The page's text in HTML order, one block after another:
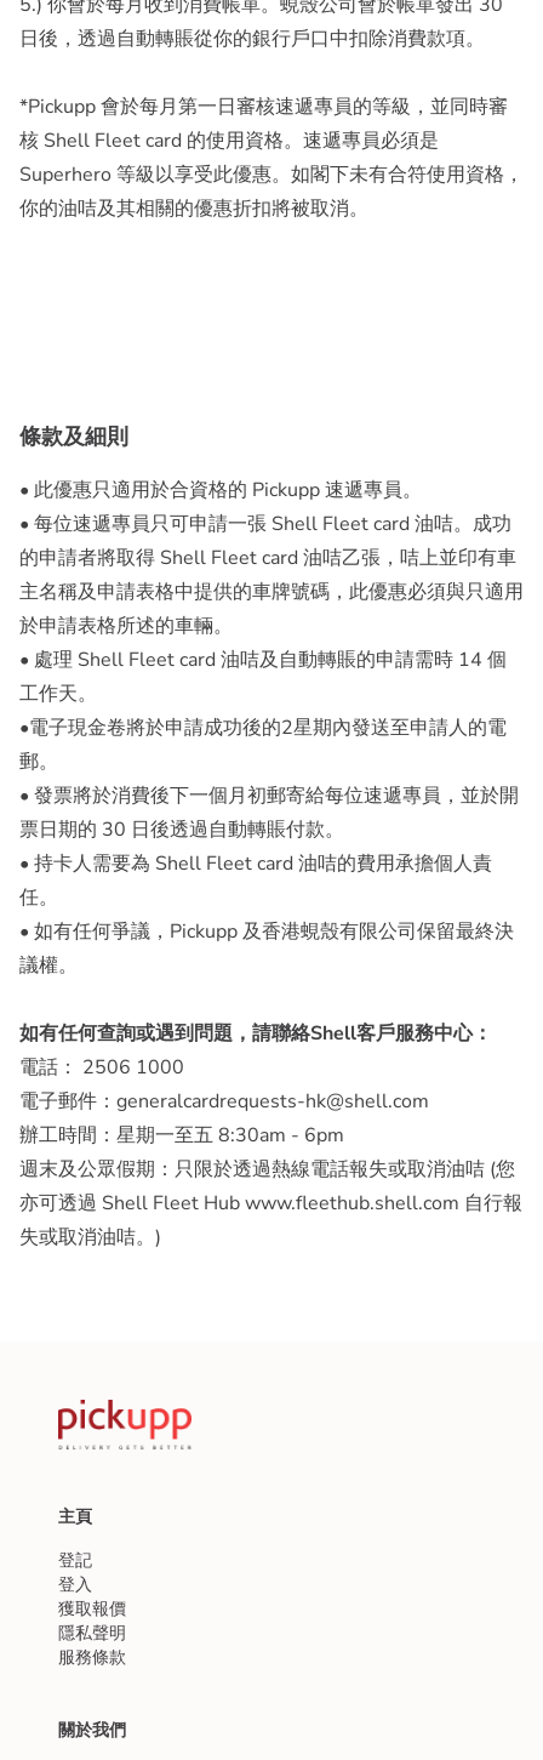
5.) 你會於每月收到消費帳單。蜆殼公司會於帳單發出 30
日後，透過自動轉賬從你的銀行戶口中扣除消費款項。
*Pickupp 會於每月第一日審核速遞專員的等級，並同時審
核 Shell Fleet card 的使用資格。速遞專員必須是
Superhero 等級以享受此優惠。如閣下未有合符使用資格，
條款及細則
• 此優惠只適用於合資格的 Pickupp 速遞專員。
• 每位速遞專員只可申請一張 Shell Fleet card 油咭。成功
的申請者將取得 Shell Fleet card 油咭乙張，咭上並印有車
主名稱及申請表格中提供的車牌號碼，此優惠必須與只適用
於申請表格所述的車輛。
• 處理 Shell Fleet card 油咭及自動轉賬的申請需時 14 個
工作天。
•電子現金卷將於申請成功後的2星期內發送至申請人的電
郵。
• 發票將於消費後下一個月初郵寄給每位速遞專員，並於開
票日期的 30 日後透過自動轉賬付款。
• 持卡人需要為 Shell Fleet card 油咭的費用承擔個人責
任。
• 如有任何爭議，Pickupp 及香港蜆殼有限公司保留最終決
議權。
如有任何查詢或遇到問題，請聯絡Shell客戶服務中心：
電話： 2506 1000
電子郵件：generalcardrequests-hk@shell.com
辦工時間：星期一至五 8:30am - 6pm
週末及公眾假期：只限於透過熱線電話報失或取消油咭 (您
亦可透過 Shell Fleet Hub www.fleethub.shell.com 自行報
失或取消油咭。)
主頁
登記
登入
獲取報價
隱私聲明
服務條款
關於我們